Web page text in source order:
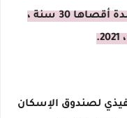
السيسي ، بفائدة متناقصة 3٪ لمدة أقصاها 30 سنة ،
لصندوق الإسكان